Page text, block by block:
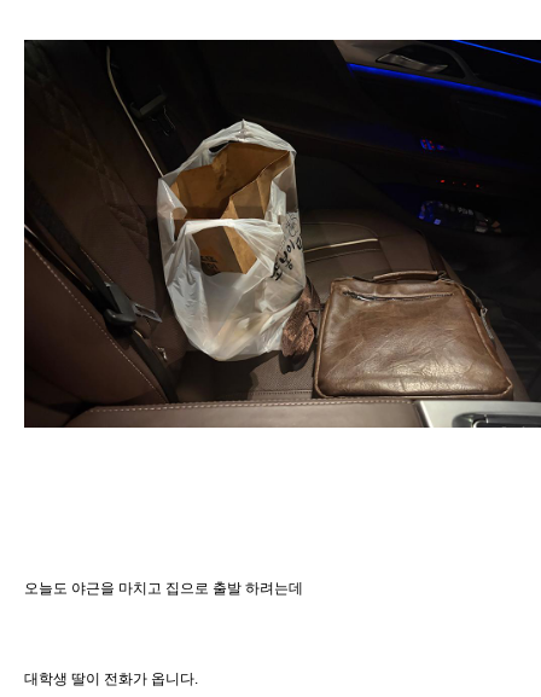
오늘도 야근을 마치고 집으로 출발 하려는데
대학생 딸이 전화가 옵니다.